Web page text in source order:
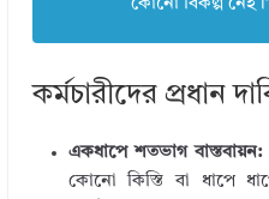
কোনো বিকল্প
কর্মচারীদের প্রধান
একধাপে শতভাগ বাস্তবায়ন:
কোনো কিস্তি বা ধাপে